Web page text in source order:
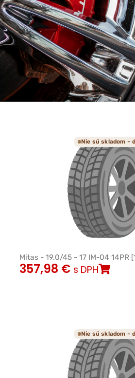
Nie sú skladom –
Mitas - 19.0/45 - 17 IM-04 14PR
357,98 € s DPH
Nie sú skladom –